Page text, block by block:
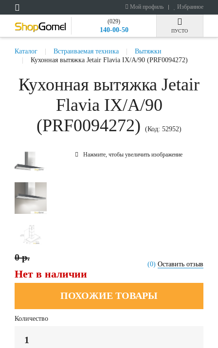
Мой профиль Избранное
(029)
140-00-50 ПУСТО
Каталог Встраиваемая техника
Вытяжки
Кухонная вытяжка Jetair Flavia IX/A/90 (PRF0094272)
Кухонная вытяжка Jetair
Flavia IX/A/90
(PRF0094272)
(Код: 52952)
Нажмите, чтобы увеличить изображение
(0) Оставить отзыв
0 р.
Нет в наличии
ПОХОЖИЕ ТОВАРЫ
Количество